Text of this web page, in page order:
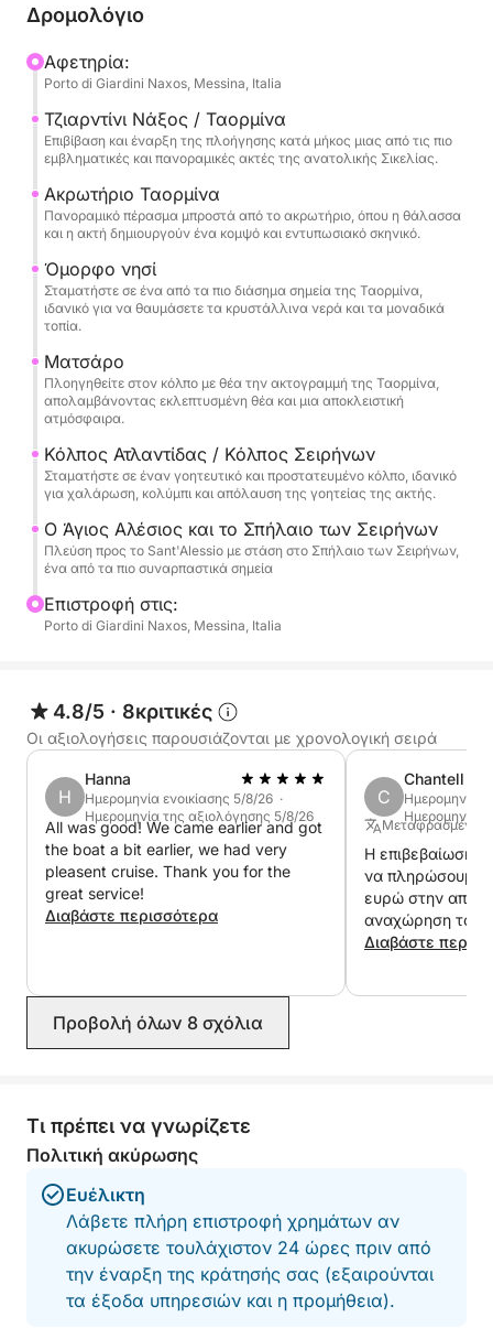
την Isola Bella, εμβληματικά σύμβολα αυτής της
συναντά ένα δραματικό και διαχρονικό τοπίο. Εδώ,
η ακτή προσφέρει έντονα χρώματα, γραφικούς
κολπίσκους και τέλεια θέα για κολύμπι ή για να
απολαύσετε τη θάλασσα με απόλυτη χαλάρωση.
Η εκδρομή συνεχίζεται προς το Matzarò και τον
υπέροχο κόλπο της Ατλαντίδας, γνωστό και ως
εκλεπτυσμένη γωνιά όπου η φύση συνδυάζεται με
την κομψότητα του κόλπου. Τα καθαρά νερά και το
απομονωμένο περιβάλλον κάνουν αυτή τη στάση
ιδιαίτερα υποβλητική κατά τη διάρκεια της ημέρας.
Τέλος, φτάνουμε στο Sant'Alessio, περνώντας από
σε γοητεία και ατμόσφαιρα. Η εκδρομή
περιλαμβάνει στάσεις για κολύμπι, χαλάρωση και
από μια ολόκληρη μέρα αφιερωμένη στην
ανακάλυψη της πιο όμορφης θάλασσας στις ακτές
της Ταορμίνα.
Δρομολόγιο
Αφετηρία:
Porto di Giardini Naxos, Messina, Italia
Τζιαρντίνι Νάξος / Ταορμίνα
Επιβίβαση και έναρξη της πλοήγησης κατά μήκος μιας από τις πιο
εμβληματικές και πανοραμικές ακτές της ανατολικής Σικελίας.
Ακρωτήριο Ταορμίνα
Πανοραμικό πέρασμα μπροστά από το ακρωτήριο, όπου η θάλασσα
και η ακτή δημιουργούν ένα κομψό και εντυπωσιακό σκηνικό.
Όμορφο νησί
Σταματήστε σε ένα από τα πιο διάσημα σημεία της Ταορμίνα,
ιδανικό για να θαυμάσετε τα κρυστάλλινα νερά και τα μοναδικά
τοπία.
Ματσάρο
Πλοηγηθείτε στον κόλπο με θέα την ακτογραμμή της Ταορμίνα,
απολαμβάνοντας εκλεπτυσμένη θέα και μια αποκλειστική
ατμόσφαιρα.
Κόλπος Ατλαντίδας / Κόλπος Σειρήνων
Σταματήστε σε έναν γοητευτικό και προστατευμένο κόλπο, ιδανικό
για χαλάρωση, κολύμπι και απόλαυση της γοητείας της ακτής.
Ο Άγιος Αλέσιος και το Σπήλαιο των Σειρήνων
Πλεύση προς το Sant'Alessio με στάση στο Σπήλαιο των Σειρήνων,
ένα από τα πιο συναρπαστικά σημεία
Επιστροφή στις:
Porto di Giardini Naxos, Messina, Italia
4.8/5 · 8κριτικές
Οι αξιολογήσεις παρουσιάζονται με χρονολογική σειρά
H
Hanna
Ημερομηνία ενοικίασης 5/8/26 ·
Ημερομηνία της αξιολόγησης 5/8/26
All was good! We came earlier and got
the boat a bit earlier, we had very
pleasent cruise. Thank you for the
great service!
Διαβάστε περισσότερα
C
Chantell
Ημερομηνία
Ημερομηνία
Μεταφρασμένο
Η επιβεβαίωση
να πληρώσουμε
ευρώ στην
αναχώρηση του
ξαφνικά έγινε
Διαβάστε
Προβολή όλων 8 σχόλια
Τι πρέπει να γνωρίζετε
Πολιτική ακύρωσης
Ευέλικτη
Λάβετε πλήρη επιστροφή χρημάτων αν
ακυρώσετε τουλάχιστον 24 ώρες πριν από
την έναρξη της κράτησής σας (εξαιρούνται
τα έξοδα υπηρεσιών και η προμήθεια).